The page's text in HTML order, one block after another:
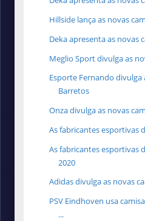
Hillside lança as novas
Deka apresenta as novas
Meglio Sport divulga as
Esporte Fernando divulga
Barretos
Onza divulga as novas
As fabricantes esportivas
As fabricantes esportivas
2020
Adidas divulga as novas
PSV Eindhoven usa
...